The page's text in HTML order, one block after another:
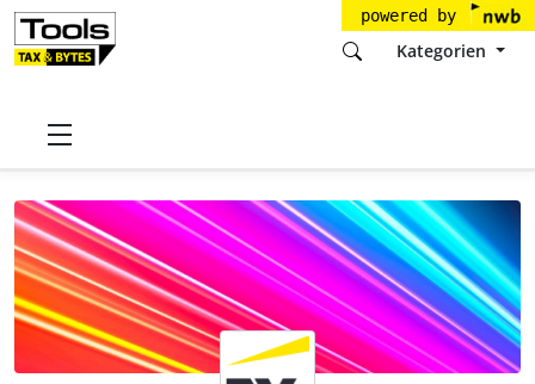
powered by
Kategorien
Startseite